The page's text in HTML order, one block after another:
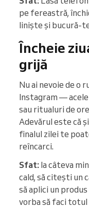
pe fereastră,
liniște și bucură-
Încheie
grijă
Nu ai nevoie de o
Instagram —
sau ritualuri de
Adevărul este că
finalul zilei te
reîncarci.
Sfat: Ia câteva
cald, să citești un
să aplici un
vorba să faci